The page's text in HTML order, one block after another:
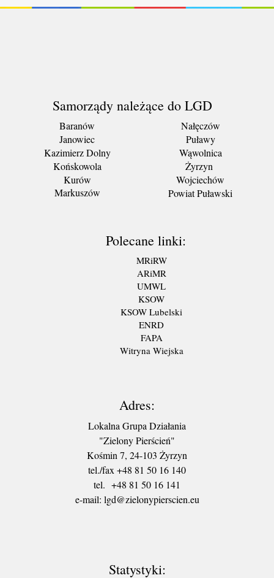
Samorządy należące do LGD
Baranów
Janowiec
Kazimierz Dolny
Końskowola
Kurów
Markuszów
Nałęczów
Puławy
Wąwolnica
Żyrzyn
Wojciechów
Powiat Puławski
Polecane linki:
MRiRW
ARiMR
UMWL
KSOW
KSOW Lubelski
ENRD
FAPA
Witryna Wiejska
Adres:
Lokalna Grupa Działania
"Zielony Pierścień"
Kośmin 7, 24-103 Żyrzyn
tel./fax +48 81 50 16 140
tel. +48 81 50 16 141
​e-mail: lgd@zielonypierscien.eu
Statystyki: